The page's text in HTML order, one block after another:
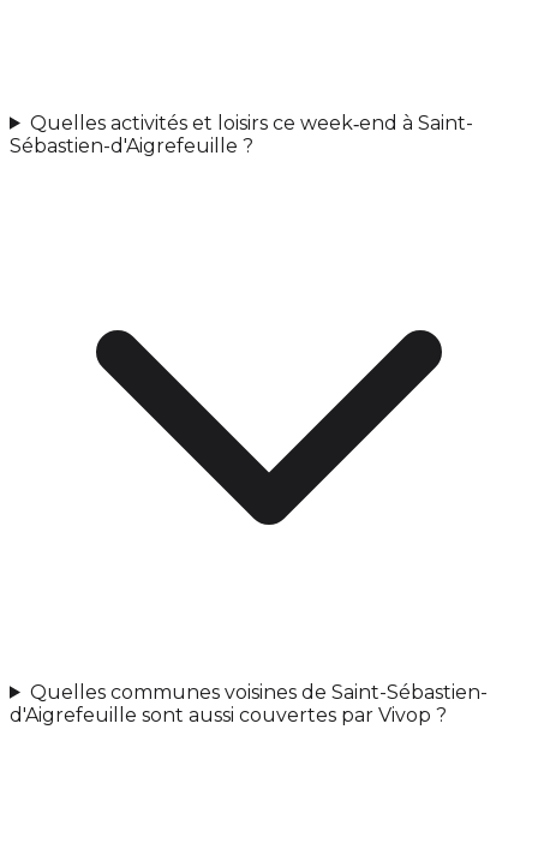
Quelles activités et loisirs ce week‑end à Saint-
Sébastien-d'Aigrefeuille ?
Quelles communes voisines de Saint-Sébastien-
d'Aigrefeuille sont aussi couvertes par Vivop ?